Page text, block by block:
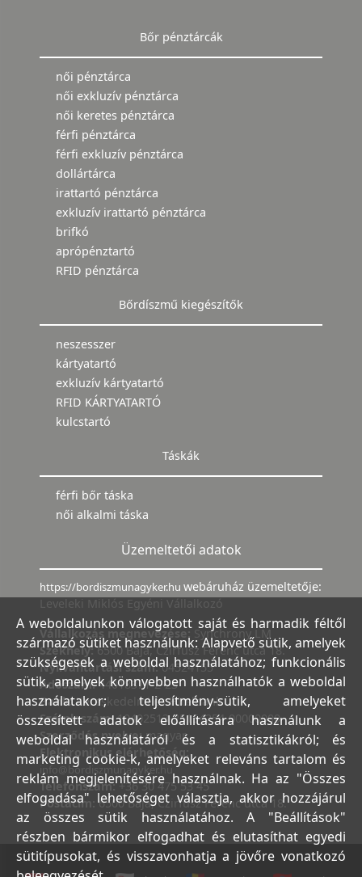
Bőr pénztárcák
női pénztárca
női exkluzív pénztárca
női keretes pénztárca
férfi pénztárca
férfi exkluzív pénztárca
dollártárca
irattartó pénztárca
exkluzív irattartó pénztárca
brifkó
aprópénztartó
RFID pénztárca
Bőrdíszmű kiegészítők
neszesszer
kártyatartó
exkluzív kártyatartó
RFID KÁRTYATARTÓ
kulcstartó
Táskák
férfi bőr táska
női alkalmi táska
Üzemeltetői adatok
https://bordiszmunagyker.hu webáruház üzemeltetője:
Leveleki Miklós Egyéni Vállalkozó
Vállalkozás megnevezése: Synchrony LM
Székhely:6500 Baja, Czirfusz Ferenc utca 18.
Nyilvántartási szám:04524155
Adószám:44018371-2-23
Bank:Kereskedelmi és Hitelbank
Számlaszám:10402513-25154254-00000000
Szerződés nyelve:magyar
Elektronikus elérhetőség:
info@bordiszmunagyker.hu
Telefonszám: +36 30 475 53 45
Postacím:6500 Baja, Czirfusz Ferenc utca 18.
A weboldalunkon válogatott saját és harmadik féltől
származó sütiket használunk: Alapvető sütik, amelyek
szükségesek a weboldal használatához; funkcionális
sütik, amelyek könnyebben használhatók a weboldal
használatakor; teljesítmény-sütik, amelyeket
összesített adatok előállítására használunk a
weboldal használatáról és a statisztikákról; és
marketing cookie-k, amelyeket releváns tartalom és
reklám megjelenítésére használnak. Ha az "Összes
elfogadása" lehetőséget választja, akkor hozzájárul
az összes sütik használatához. A "Beállítások"
részben bármikor elfogadhat és elutasíthat egyedi
sütitípusokat, és visszavonhatja a jövőre vonatkozó